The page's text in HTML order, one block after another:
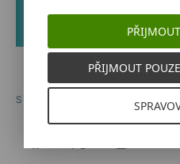
SOCIÁLNÍ SÍTĚ
PŘIJMOUT